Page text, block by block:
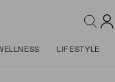
LIFESTYLE